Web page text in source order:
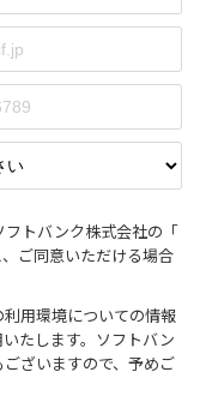
フトバンク株式会社の「
ご同意いただける場合
用環境についての情報
たします。ソフトバン
ざいますので、予めご